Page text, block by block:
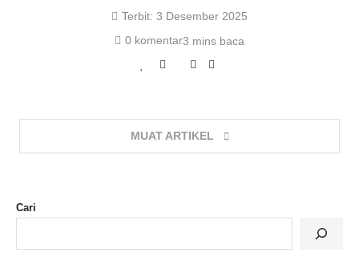
Terbit: 3 Desember 2025
0 komentar3 mins baca
MUAT ARTIKEL
Cari